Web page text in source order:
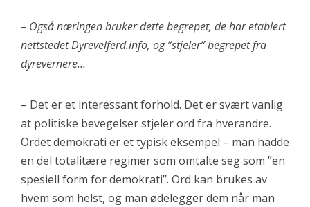
– Også næringen bruker dette begrepet, de har etablert
nettstedet Dyrevelferd.info, og ”stjeler” begrepet fra
dyrevernere…
– Det er et interessant forhold. Det er svært vanlig
at politiske bevegelser stjeler ord fra hverandre.
Ordet demokrati er et typisk eksempel – man hadde
en del totalitære regimer som omtalte seg som ”en
spesiell form for demokrati”. Ord kan brukes av
hvem som helst, og man ødelegger dem når man